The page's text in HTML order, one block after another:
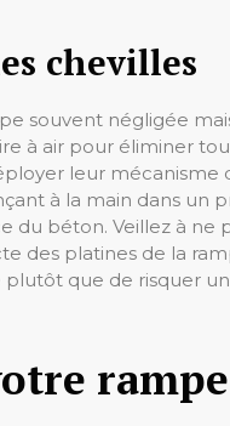
chevilles
souvent négligée
à air pour éliminer
leur mécanisme
à la main dans un
béton. Veillez à ne
des platines de la
que de risquer
rampe